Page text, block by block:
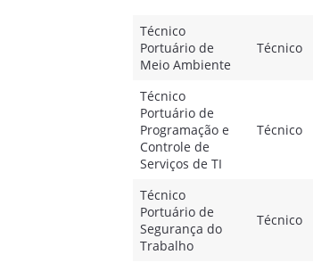
Técnico
Portuário de
Meio Ambiente
Técnico
Técnico
Portuário de
Programação e
Controle de
Serviços de TI
Técnico
Técnico
Portuário de
Segurança do
Trabalho
Técnico